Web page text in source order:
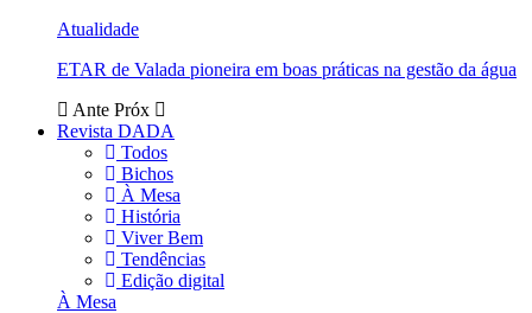
Atualidade
ETAR de Valada pioneira em boas práticas na gestão da água
Ante Próx
Revista DADA
Todos
Bichos
À Mesa
História
Viver Bem
Tendências
Edição digital
À Mesa